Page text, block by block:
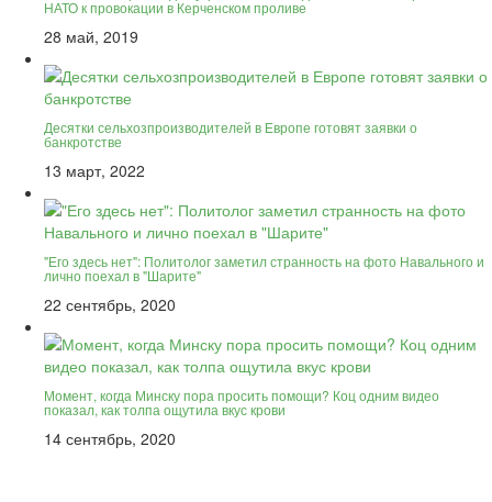
НАТО к провокации в Керченском проливе
28 май, 2019
Десятки сельхозпроизводителей в Европе готовят заявки о
банкротстве
13 март, 2022
"Его здесь нет": Политолог заметил странность на фото Навального и
лично поехал в "Шарите"
22 сентябрь, 2020
Момент, когда Минску пора просить помощи? Коц одним видео
показал, как толпа ощутила вкус крови
14 сентябрь, 2020